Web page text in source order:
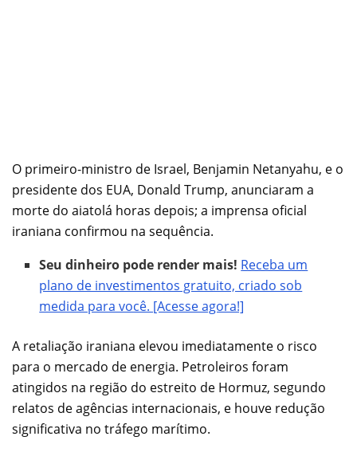
O primeiro-ministro de Israel, Benjamin Netanyahu, e o
presidente dos EUA, Donald Trump, anunciaram a
morte do aiatolá horas depois; a imprensa oficial
iraniana confirmou na sequência.
Seu dinheiro pode render mais! Receba um
plano de investimentos gratuito, criado sob
medida para você. [Acesse agora!]
A retaliação iraniana elevou imediatamente o risco
para o mercado de energia. Petroleiros foram
atingidos na região do estreito de Hormuz, segundo
relatos de agências internacionais, e houve redução
significativa no tráfego marítimo.